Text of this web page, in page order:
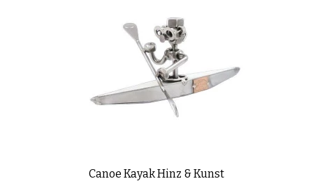
Canoe Kayak Hinz & Kunst